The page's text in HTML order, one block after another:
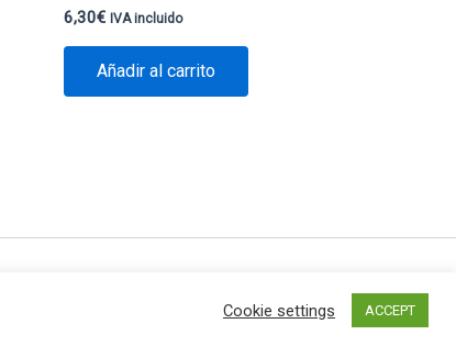
6,30€ IVA incluido
Añadir al carrito
Cookie settings ACCEPT